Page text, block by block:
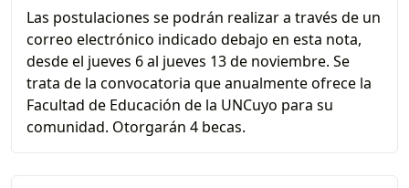
Las postulaciones se podrán realizar a través de un
correo electrónico indicado debajo en esta nota,
desde el jueves 6 al jueves 13 de noviembre. Se
trata de la convocatoria que anualmente ofrece la
Facultad de Educación de la UNCuyo para su
comunidad. Otorgarán 4 becas.